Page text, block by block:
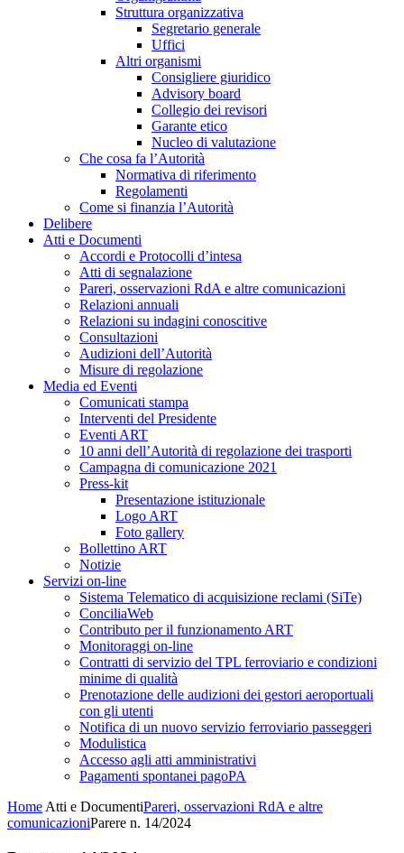
Struttura organizzativa
Segretario generale
Uffici
Altri organismi
Consigliere giuridico
Advisory board
Collegio dei revisori
Garante etico
Nucleo di valutazione
Che cosa fa l’Autorità
Normativa di riferimento
Regolamenti
Come si finanzia l’Autorità
Delibere
Atti e Documenti
Accordi e Protocolli d’intesa
Atti di segnalazione
Pareri, osservazioni RdA e altre comunicazioni
Relazioni annuali
Relazioni su indagini conoscitive
Consultazioni
Audizioni dell’Autorità
Misure di regolazione
Media ed Eventi
Comunicati stampa
Interventi del Presidente
Eventi ART
10 anni dell’Autorità di regolazione dei trasporti
Campagna di comunicazione 2021
Press-kit
Presentazione istituzionale
Logo ART
Foto gallery
Bollettino ART
Notizie
Servizi on-line
Sistema Telematico di acquisizione reclami (SiTe)
ConciliaWeb
Contributo per il funzionamento ART
Monitoraggi on-line
Contratti di servizio del TPL ferroviario e condizioni
minime di qualità
Prenotazione delle audizioni dei gestori aeroportuali
con gli utenti
Notifica di un nuovo servizio ferroviario passeggeri
Modulistica
Accesso agli atti amministrativi
Pagamenti spontanei pagoPA
Home Atti e DocumentiPareri, osservazioni RdA e altre
comunicazioniParere n. 14/2024